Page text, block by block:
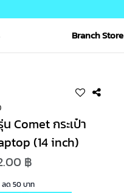
Branch Store
Comet กระเป๋า
(14 inch)
฿
ลด 50 บาท